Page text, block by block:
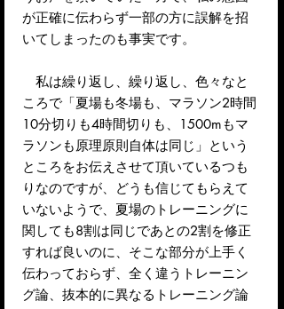
が正確に伝わらず一部の方に誤解を招
いてしまったのも事実です。
私は繰り返し、繰り返し、色々なと
ころで「夏場も冬場も、マラソン2時間
10分切りも4時間切りも、1500mもマ
ラソンも原理原則自体は同じ」という
ところをお伝えさせて頂いているつも
りなのですが、どうも信じてもらえて
いないようで、夏場のトレーニングに
関しても8割は同じであとの2割を修正
すれば良いのに、そこな部分が上手く
伝わっておらず、全く違うトレーニン
グ論、抜本的に異なるトレーニング論